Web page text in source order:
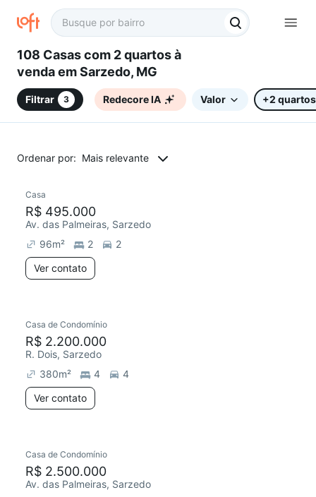
108 Casas com 2 quartos à
venda em Sarzedo, MG
Filtrar 3 Redecore IA Valor +2 quartos
Ordenar por: Mais relevante
Casa
R$ 495.000
Av. das Palmeiras, Sarzedo
96m² 2
2
Ver contato
Redecorar
Casa de Condomínio
R$ 2.200.000
R. Dois, Sarzedo
380m² 4
4
Ver contato
Chegou este mês
Casa de Condomínio
R$ 2.500.000
Av. das Palmeiras, Sarzedo